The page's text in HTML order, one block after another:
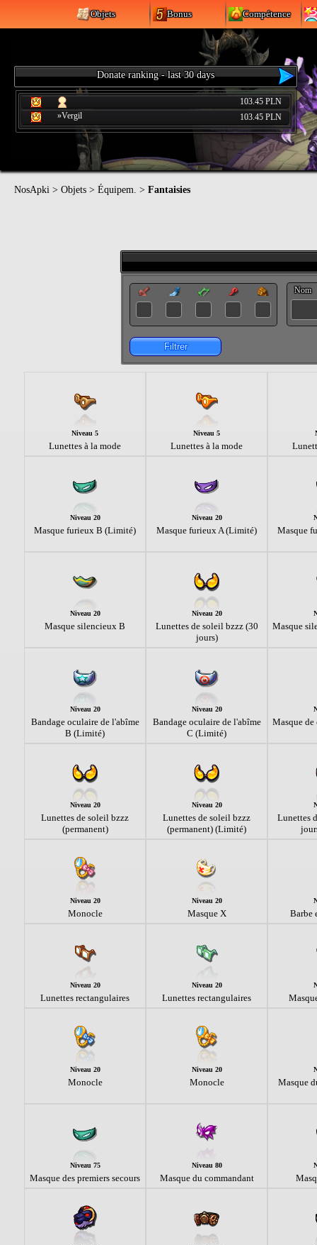
Objets Bonus Compétence
Donate ranking - last 30 days
103.45 PLN
»Vergil
103.45 PLN
NosApki > Objets > Équipem. > Fantaisies
Nom
Filtrer
Niveau 5
Lunettes à la mode
Niveau 5
Lunettes à la mode
Niveau 20
Masque furieux B (Limité)
Niveau 20
Masque furieux A (Limité) Masque
Niveau 20
Masque silencieux B
Niveau 20
Lunettes de soleil bzzz (30
jours)
Masque
Niveau 20
Bandage oculaire de l'abîme
B (Limité)
Niveau 20
Bandage oculaire de l'abîme
C (Limité)
Masque
Niveau 20
Lunettes de soleil bzzz
(permanent)
Niveau 20
Lunettes de soleil bzzz
(permanent) (Limité)
Lunettes
Niveau 20
Monocle
Niveau 20
Masque X Barbe
Niveau 20
Lunettes rectangulaires
Niveau 20
Lunettes rectangulaires
Niveau 20
Monocle
Niveau 20
Monocle Masque
Niveau 75
Masque des premiers secours
Niveau 80
Masque du commandant